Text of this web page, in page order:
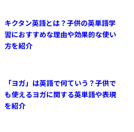
キクタン英語とは？子供の英単語学
習におすすめな理由や効果的な使い
方を紹介
「ヨガ」は英語で何ていう？子供で
も使えるヨガに関する英単語や表現
を紹介